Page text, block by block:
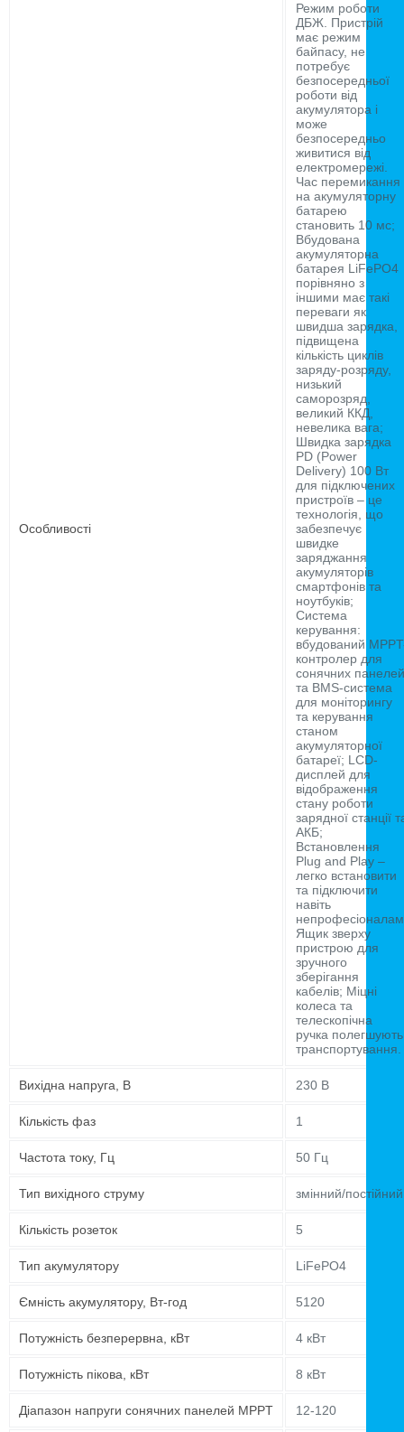
Особливості
Режим роботи
ДБЖ. Пристрій
має режим
байпасу, не
потребує
безпосередньої
роботи від
акумулятора і
може
безпосередньо
живитися від
електромережі.
Час перемикання
на акумуляторну
батарею
становить 10 мс;
Вбудована
акумуляторна
батарея LiFePO4
порівняно з
іншими має такі
переваги як
швидша зарядка,
підвищена
кількість циклів
заряду-розряду,
низький
саморозряд,
великий ККД,
невелика вага;
Швидка зарядка
PD (Power
Delivery) 100 Вт
для підключених
пристроїв – це
технологія, що
забезпечує
швидке
заряджання
акумуляторів
смартфонів та
ноутбуків;
Система
керування:
вбудований
контролер для
сонячних панелей
та BMS-система
для моніторингу
та керування
станом
акумуляторної
батареї; LCD-
дисплей для
відображення
стану роботи
зарядної станції
АКБ;
Встановлення
Plug and Play –
легко встановити
та підключити
навіть
Ящик зверху
пристрою для
зручного
зберігання
кабелів; Міцні
колеса та
телескопічна
ручка полегшують
транспортування.
Вихідна напруга, В 230 В
Кількість фаз 1
Частота току, Гц 50 Гц
Тип вихідного струму змінний/постійний
Кількість розеток 5
Тип акумулятору LiFePO4
Ємність акумулятору, Вт-год 5120
Потужність безперервна, кВт 4 кВт
Потужність пікова, кВт 8 кВт
Діапазон напруги сонячних панелей MPPT 12-120